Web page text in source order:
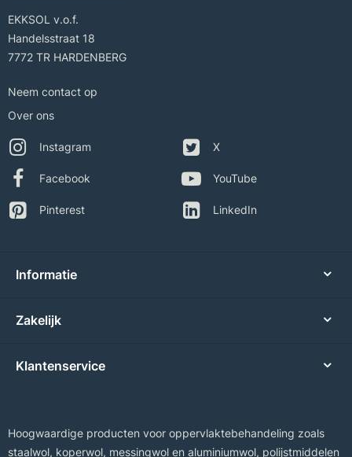
EKKSOL v.o.f.
Handelsstraat 18
7772 TR HARDENBERG
Neem contact op
Over ons
Instagram
Facebook
Pinterest
X
YouTube
LinkedIn
Informatie
Zakelijk
Klantenservice
Hoogwaardige producten voor oppervlaktebehandeling zoals
staalwol, koperwol, messingwol en aluminiumwol, polijstmiddelen